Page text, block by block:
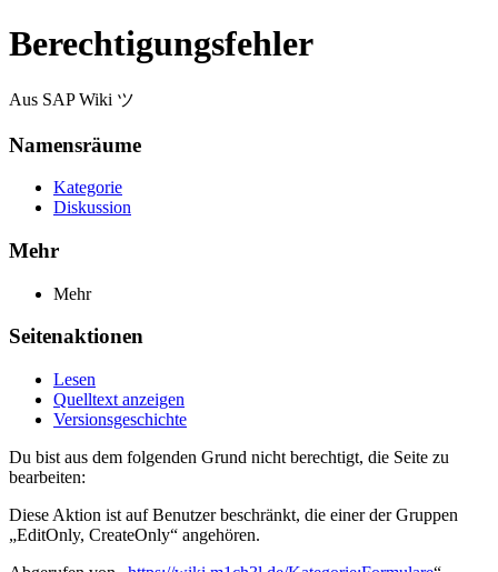
Berechtigungsfehler
Aus SAP Wiki ツ
Namensräume
Kategorie
Diskussion
Mehr
Mehr
Seitenaktionen
Lesen
Quelltext anzeigen
Versionsgeschichte
Du bist aus dem folgenden Grund nicht berechtigt, die Seite zu
bearbeiten:
Diese Aktion ist auf Benutzer beschränkt, die einer der Gruppen
„EditOnly, CreateOnly“ angehören.